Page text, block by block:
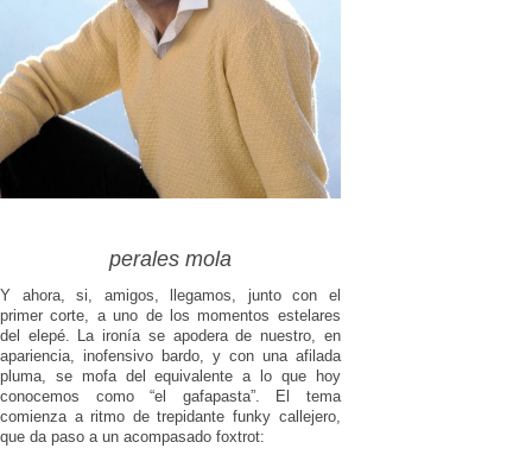
perales mola
Y ahora, si, amigos, llegamos, junto con el
primer corte, a uno de los momentos estelares
del elepé. La ironía se apodera de nuestro, en
apariencia, inofensivo bardo, y con una afilada
pluma, se mofa del equivalente a lo que hoy
conocemos como “el gafapasta”. El tema
comienza a ritmo de trepidante funky callejero,
que da paso a un acompasado foxtrot: